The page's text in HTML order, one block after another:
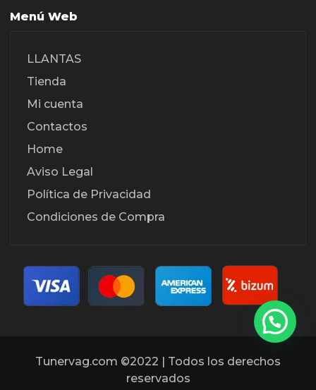
Menú Web
LLANTAS
Tienda
Mi cuenta
Contactos
Home
Aviso Legal
Política de Privacidad
Condiciones de Compra
Tunervag.com ©2022 | Todos los derechos
reservados